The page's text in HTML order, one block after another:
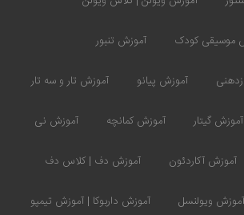
موسیقی کودک آموزش تنبور
آموزش پیانو آموزش تار و سه تار
آموزش گیتار آموزش کمانچه آموزش نی
آموزش آکاردئون آموزش دف | کلاس دف
آموزش ویولنسل آموزش داربوکا | آموزش تیمپو